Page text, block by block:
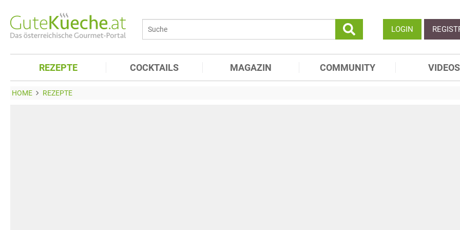
LOGIN
REZEPTE COCKTAILS MAGAZIN COMMUNITY VIDEOS
HOME REZEPTE